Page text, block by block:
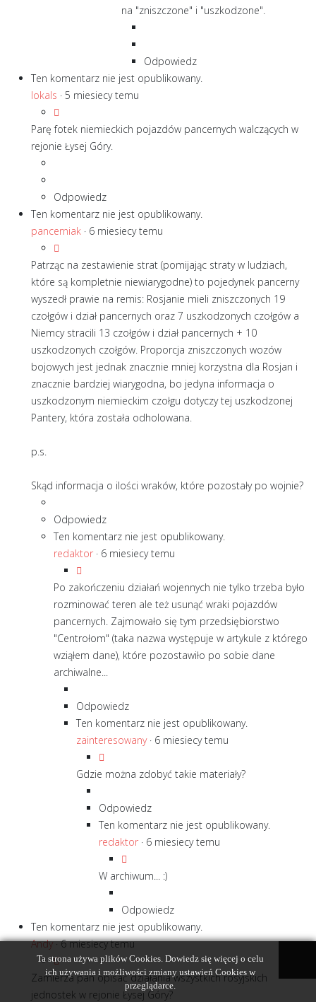
na "zniszczone" i "uszkodzone".
Odpowiedz
Ten komentarz nie jest opublikowany.
lokals · 5 miesiecy temu
Parę fotek niemieckich pojazdów pancernych walczących w
rejonie Łysej Góry.
Odpowiedz
Ten komentarz nie jest opublikowany.
pancerniak · 6 miesiecy temu
Patrząc na zestawienie strat (pomijając straty w ludziach,
które są kompletnie niewiarygodne) to pojedynek pancerny
wyszedł prawie na remis: Rosjanie mieli zniszczonych 19
czołgów i dział pancernych oraz 7 uszkodzonych czołgów a
Niemcy stracili 13 czołgów i dział pancernych + 10
uszkodzonych czołgów. Proporcja zniszczonych wozów
bojowych jest jednak znacznie mniej korzystna dla Rosjan i
znacznie bardziej wiarygodna, bo jedyna informacja o
uszkodzonym niemieckim czołgu dotyczy tej uszkodzonej
Pantery, która została odholowana.
p.s.
Skąd informacja o ilości wraków, które pozostały po wojnie?
Odpowiedz
Ten komentarz nie jest opublikowany.
redaktor · 6 miesiecy temu
Po zakończeniu działań wojennych nie tylko trzeba było
rozminować teren ale też usunąć wraki pojazdów
pancernych. Zajmowało się tym przedsiębiorstwo
"Centrołom" (taka nazwa występuje w artykule z którego
wziąłem dane), które pozostawiło po sobie dane
archiwalne...
Odpowiedz
Ten komentarz nie jest opublikowany.
zainteresowany · 6 miesiecy temu
Gdzie można zdobyć takie materiały?
Odpowiedz
Ten komentarz nie jest opublikowany.
redaktor · 6 miesiecy temu
W archiwum... :)
Odpowiedz
Ten komentarz nie jest opublikowany.
Andy · 6 miesiecy temu
Zamierza pan opisać działania wszystkich rosyjskich
jednostek w rejonie Łysej Góry?
Ta strona używa plików Cookies. Dowiedz się więcej o celu
ich używania i możliwości zmiany ustawień Cookies w
przeglądarce.